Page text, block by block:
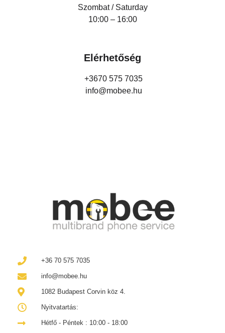
Szombat / Saturday
10:00 – 16:00
Elérhetőség
+3670 575 7035
info@mobee.hu
+36 70 575 7035
info@mobee.hu
1082 Budapest Corvin köz 4.
Nyitvatartás:
Hétfő - Péntek : 10:00 - 18:00